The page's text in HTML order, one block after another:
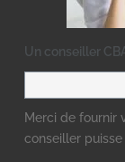
Un conseiller
Merci de fournir
conseiller